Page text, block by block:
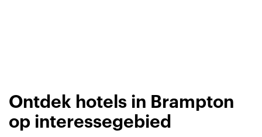
Ontdek hotels in Brampton
op interessegebied